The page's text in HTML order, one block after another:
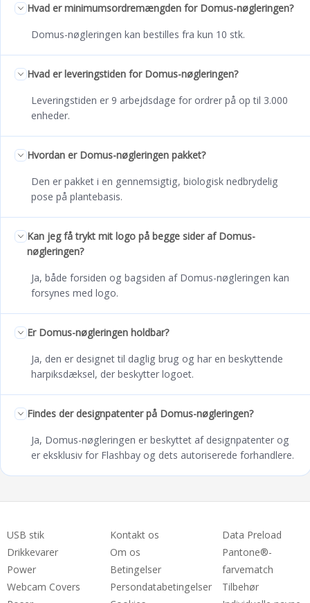
Hvad er minimumsordremængden for Domus-nøgleringen?
Domus-nøgleringen kan bestilles fra kun 10 stk.
Hvad er leveringstiden for Domus-nøgleringen?
Leveringstiden er 9 arbejdsdage for ordrer på op til 3.000
enheder.
Hvordan er Domus-nøgleringen pakket?
Den er pakket i en gennemsigtig, biologisk nedbrydelig
pose på plantebasis.
Kan jeg få trykt mit logo på begge sider af Domus-
nøgleringen?
Ja, både forsiden og bagsiden af Domus-nøgleringen kan
forsynes med logo.
Er Domus-nøgleringen holdbar?
Ja, den er designet til daglig brug og har en beskyttende
harpiksdæksel, der beskytter logoet.
Findes der designpatenter på Domus-nøgleringen?
Ja, Domus-nøgleringen er beskyttet af designpatenter og
er eksklusiv for Flashbay og dets autoriserede forhandlere.
USB stik
Drikkevarer
Power
Webcam Covers
Kontakt os
Om os
Betingelser
Persondatabetingelser
Data Preload
Pantone®-
farvematch
Tilbehør